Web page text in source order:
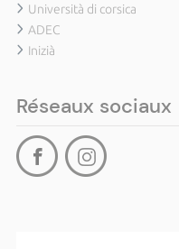
Università di corsica
ADEC
Inizià
Réseaux sociaux